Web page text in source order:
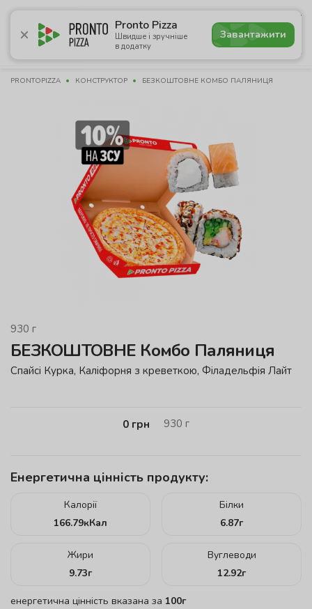
Pronto Pizza
Швидше і зручніше
в додатку
Завантажити
4.9
Акції Піца Суші Ланчі Бургери Комбо
PRONTOPIZZA КОНСТРУКТОР БЕЗКОШТОВНЕ КОМБО ПАЛЯНИЦЯ
930 г
БЕЗКОШТОВНЕ Комбо Паляниця
Спайсі Курка, Каліфорня з креветкою, Філадельфія Лайт
0 грн 930 г
Енергетична цінність продукту:
Калорії
166.79кКал
Білки
6.87г
Жири
9.73г
Вуглеводи
12.92г
енергетична цінність вказана за 100г